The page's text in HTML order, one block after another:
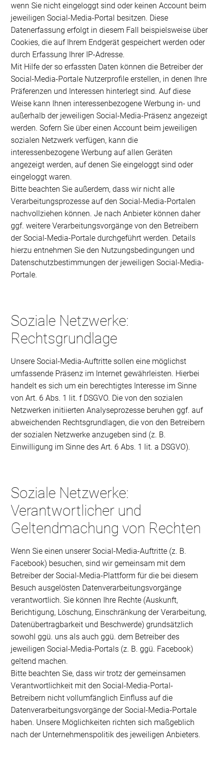
wenn Sie nicht eingeloggt sind oder keinen Account beim
jeweiligen Social-Media-Portal besitzen. Diese
Datenerfassung erfolgt in diesem Fall beispielsweise über
Cookies, die auf Ihrem Endgerät gespeichert werden oder
durch Erfassung Ihrer IP-Adresse.
Mit Hilfe der so erfassten Daten können die Betreiber der
Social-Media-Portale Nutzerprofile erstellen, in denen Ihre
Präferenzen und Interessen hinterlegt sind. Auf diese
Weise kann Ihnen interessenbezogene Werbung in- und
außerhalb der jeweiligen Social-Media-Präsenz angezeigt
werden. Sofern Sie über einen Account beim jeweiligen
sozialen Netzwerk verfügen, kann die
interessenbezogene Werbung auf allen Geräten
angezeigt werden, auf denen Sie eingeloggt sind oder
eingeloggt waren.
Bitte beachten Sie außerdem, dass wir nicht alle
Verarbeitungsprozesse auf den Social-Media-Portalen
nachvollziehen können. Je nach Anbieter können daher
ggf. weitere Verarbeitungsvorgänge von den Betreibern
der Social-Media-Portale durchgeführt werden. Details
hierzu entnehmen Sie den Nutzungsbedingungen und
Datenschutzbestimmungen der jeweiligen Social-Media-
Portale.
Soziale Netzwerke:
Rechtsgrundlage
Unsere Social-Media-Auftritte sollen eine möglichst
umfassende Präsenz im Internet gewährleisten. Hierbei
handelt es sich um ein berechtigtes Interesse im Sinne
von Art. 6 Abs. 1 lit. f DSGVO. Die von den sozialen
Netzwerken initiierten Analyseprozesse beruhen ggf. auf
abweichenden Rechtsgrundlagen, die von den Betreibern
der sozialen Netzwerke anzugeben sind (z. B.
Einwilligung im Sinne des Art. 6 Abs. 1 lit. a DSGVO).
Soziale Netzwerke:
Verantwortlicher und
Geltendmachung von Rechten
Wenn Sie einen unserer Social-Media-Auftritte (z. B.
Facebook) besuchen, sind wir gemeinsam mit dem
Betreiber der Social-Media-Plattform für die bei diesem
Besuch ausgelösten Datenverarbeitungsvorgänge
verantwortlich. Sie können Ihre Rechte (Auskunft,
Berichtigung, Löschung, Einschränkung der Verarbeitung,
Datenübertragbarkeit und Beschwerde) grundsätzlich
sowohl ggü. uns als auch ggü. dem Betreiber des
jeweiligen Social-Media-Portals (z. B. ggü. Facebook)
geltend machen.
Bitte beachten Sie, dass wir trotz der gemeinsamen
Verantwortlichkeit mit den Social-Media-Portal-
Betreibern nicht vollumfänglich Einfluss auf die
Datenverarbeitungsvorgänge der Social-Media-Portale
haben. Unsere Möglichkeiten richten sich maßgeblich
nach der Unternehmenspolitik des jeweiligen Anbieters.